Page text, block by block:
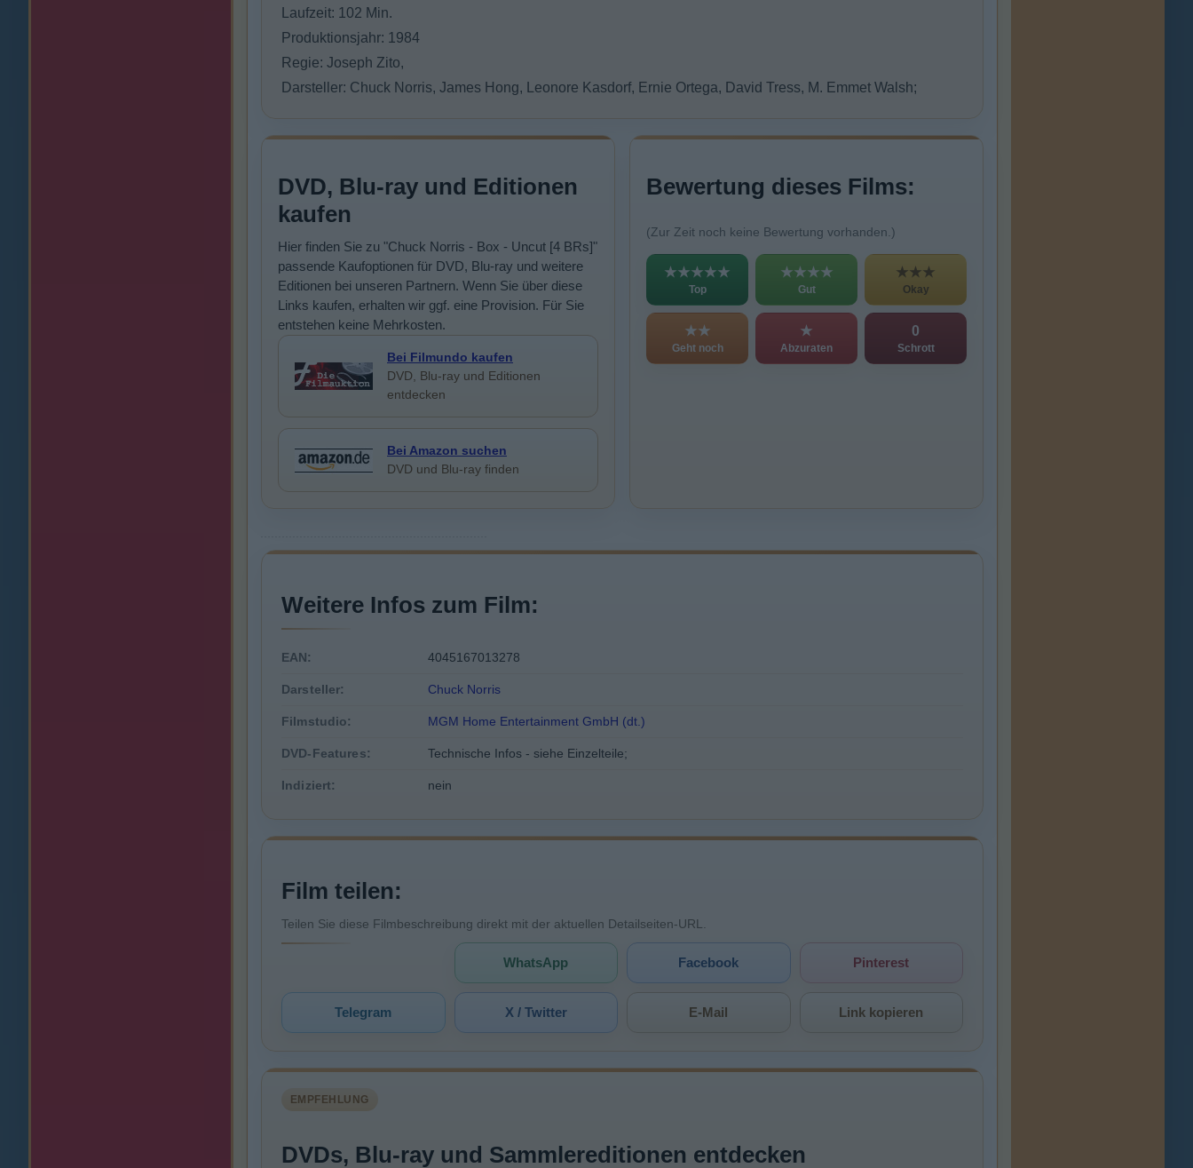
Laufzeit: 102 Min.
Produktionsjahr: 1984
Regie: Joseph Zito,
Darsteller: Chuck Norris, James Hong, Leonore Kasdorf, Ernie Ortega, David Tress, M. Emmet Walsh;
DVD, Blu-ray und Editionen
kaufen
Hier finden Sie zu "Chuck Norris - Box - Uncut [4 BRs]"
passende Kaufoptionen für DVD, Blu-ray und weitere
Editionen bei unseren Partnern. Wenn Sie über diese
Links kaufen, erhalten wir ggf. eine Provision. Für Sie
entstehen keine Mehrkosten.
Bei Filmundo kaufen
DVD, Blu-ray und Editionen
entdecken
Bei Amazon suchen
DVD und Blu-ray finden
Bewertung dieses Films:
(Zur Zeit noch keine Bewertung vorhanden.)
★★★★★
Top
★★★★
Gut
★★★
Okay
★★
Geht noch
★
Abzuraten
0
Schrott
Weitere Infos zum Film:
EAN: 4045167013278
Darsteller: Chuck Norris
Filmstudio: MGM Home Entertainment GmbH (dt.)
DVD-Features: Technische Infos - siehe Einzelteile;
Indiziert: nein
Film teilen:
Teilen Sie diese Filmbeschreibung direkt mit der aktuellen Detailseiten-URL.
WhatsApp Facebook Pinterest
Telegram X / Twitter E-Mail Link kopieren
EMPFEHLUNG
DVDs, Blu-ray und Sammlereditionen entdecken